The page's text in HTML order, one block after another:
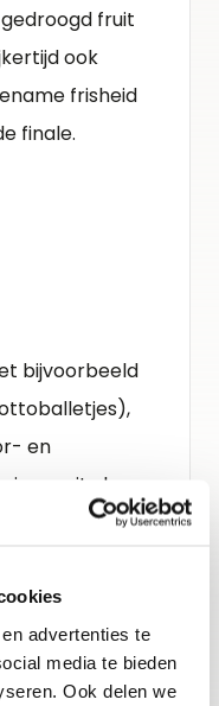
advertenties te
media te bieden
Ook delen we
fruit
ook
frisheid
finale.
bijvoorbeeld
en
en wit vlees